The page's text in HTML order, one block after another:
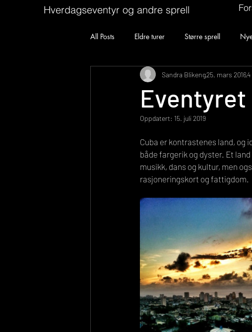
Hverdagseventyr og andre sprell
All Posts Eldre turer Større sprell
Eventyret
Sandra Blikeng25. mars 20164
Oppdatert: 15. juli 2019
Cuba er kontrastenes land, og
både fargerik og dyster. Et
musikk, dans og kultur, men
rasjoneringskort og fattigdom.